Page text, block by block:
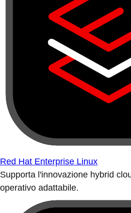
Red Hat Enterprise Linux
Supporta l'innovazione hybrid
operativo adattabile.